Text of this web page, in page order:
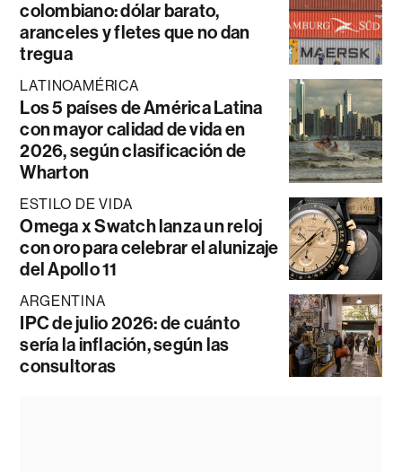
colombiano: dólar barato,
aranceles y fletes que no dan
tregua
LATINOAMÉRICA
Los 5 países de América Latina
con mayor calidad de vida en
2026, según clasificación de
Wharton
ESTILO DE VIDA
Omega x Swatch lanza un reloj
con oro para celebrar el alunizaje
del Apollo 11
ARGENTINA
IPC de julio 2026: de cuánto
sería la inflación, según las
consultoras